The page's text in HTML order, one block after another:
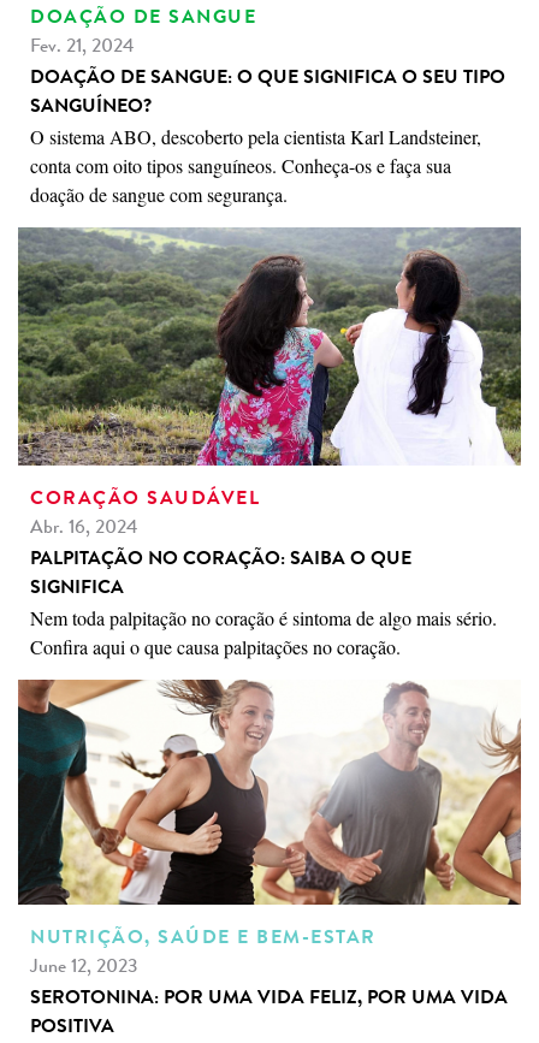
DOAÇÃO DE SANGUE
Fev. 21, 2024
DOAÇÃO DE SANGUE: O QUE SIGNIFICA O SEU TIPO
SANGUÍNEO?
O sistema ABO, descoberto pela cientista Karl Landsteiner,
conta com oito tipos sanguíneos. Conheça-os e faça sua
doação de sangue com segurança.
CORAÇÃO SAUDÁVEL
Abr. 16, 2024
PALPITAÇÃO NO CORAÇÃO: SAIBA O QUE
SIGNIFICA
Nem toda palpitação no coração é sintoma de algo mais sério.
Confira aqui o que causa palpitações no coração.
NUTRIÇÃO, SAÚDE E BEM-ESTAR
June 12, 2023
SEROTONINA: POR UMA VIDA FELIZ, POR UMA VIDA
POSITIVA